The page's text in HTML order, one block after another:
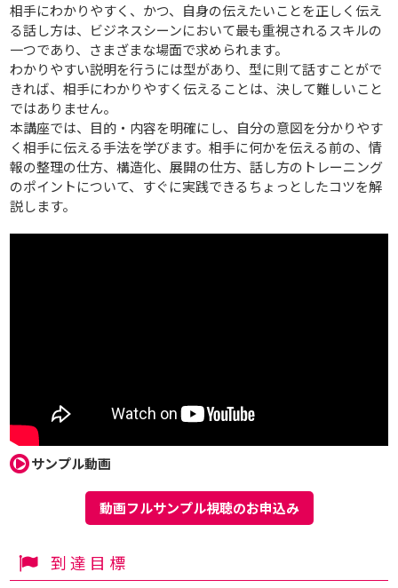
サンプル動画
動画フルサンプル視聴のお申込み
相手にわかりやすく、かつ、自身の伝えたいことを正しく伝え
る話し方は、ビジネスシーンにおいて最も重視されるスキルの
一つであり、さまざまな場面で求められます。
わかりやすい説明を行うには型があり、型に則て話すことがで
きれば、相手にわかりやすく伝えることは、決して難しいこと
ではありません。
本講座では、目的・内容を明確にし、自分の意図を分かりやす
く相手に伝える手法を学びます。相手に何かを伝える前の、情
報の整理の仕方、構造化、展開の仕方、話し方のトレーニング
のポイントについて、すぐに実践できるちょっとしたコツを解
説します。
到達目標